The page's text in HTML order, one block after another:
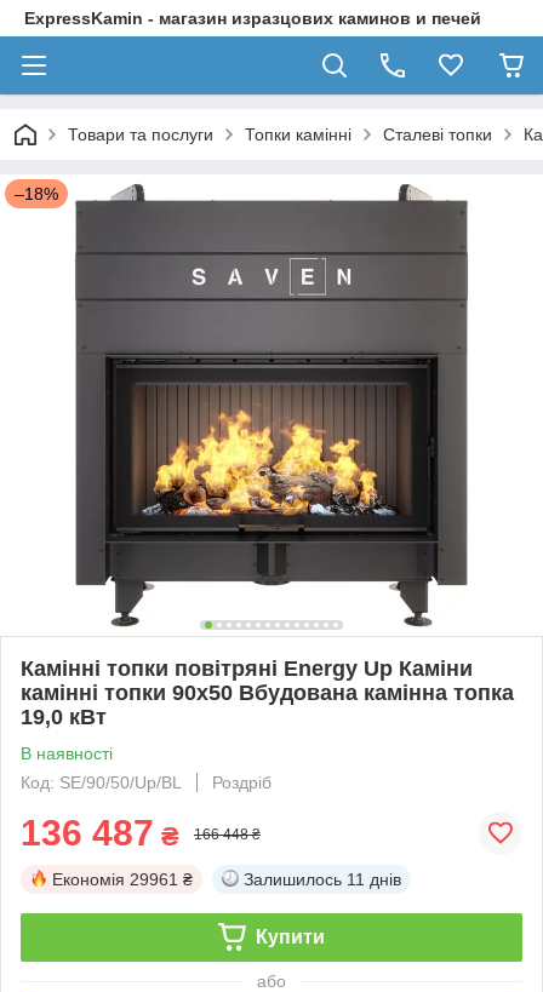
ExpressKamin - магазин изразцових каминов и печей
Товари та послуги Топки камінні Сталеві топки
–18%
Камінні топки повітряні Energy Up Каміни
камінні топки 90х50 Вбудована камінна топка
19,0 кВт
В наявності
Код: SE/90/50/Up/BL
Роздріб
136 487 ₴ 166 448 ₴
Економія 29961 ₴ Залишилось 11 днів
Купити
або